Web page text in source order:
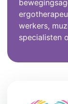
werkers,
specialisten